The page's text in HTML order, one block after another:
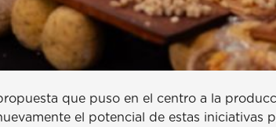
que puso en el centro a la
el potencial de estas iniciativas